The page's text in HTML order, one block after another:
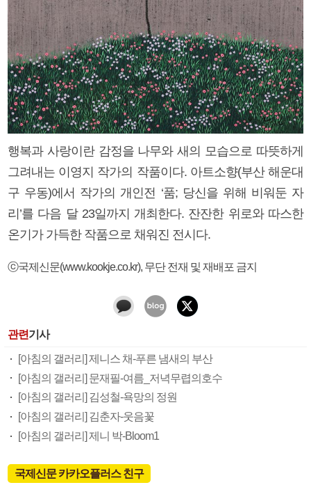
행복과 사랑이란 감정을 나무와 새의 모습으로 따뜻하게
그려내는 이영지 작가의 작품이다. 아트소향(부산 해운대
구 우동)에서 작가의 개인전 ‘품; 당신을 위해 비워둔 자
리’를 다음 달 23일까지 개최한다. 잔잔한 위로와 따스한
온기가 가득한 작품으로 채워진 전시다.
ⓒ국제신문(www.kookje.co.kr), 무단 전재 및 재배포 금지
관련기사
[아침의 갤러리] 제니스 채-푸른 냄새의 부산
[아침의 갤러리] 문재필-여름_저녁무렵의호수
[아침의 갤러리] 김성철-욕망의 정원
[아침의 갤러리] 김춘자-웃음꽃
[아침의 갤러리] 제니 박-Bloom1
국제신문 카카오플러스 친구